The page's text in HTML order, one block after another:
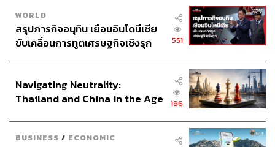
WORLD
สรุปภารกิจอนุทิน เยือนอินโดนีเซีย
ขับเคลื่อนการทูตเศรษฐกิจเชิงรุก
551
Navigating Neutrality:
Thailand and China in the Age
186
BUSINESS / ECONOMIC